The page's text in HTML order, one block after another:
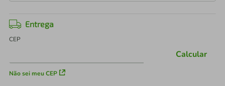
Entrega
CEP
Não sei meu CEP
Calcular